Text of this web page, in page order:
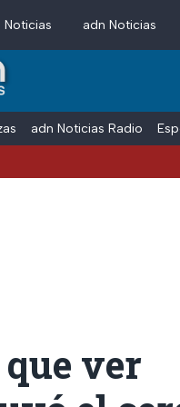
Noticias adn Noticias
adn Noticias Radio
ver